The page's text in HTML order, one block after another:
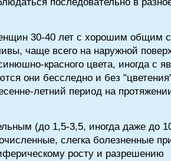
30-40 лет с хорошим общим
чаще всего на наружной
красного цвета, иногда с
они бесследно и без
летний период на
(до 1,5-3,5, иногда даже до
слегка болезненные
росту и разрешению